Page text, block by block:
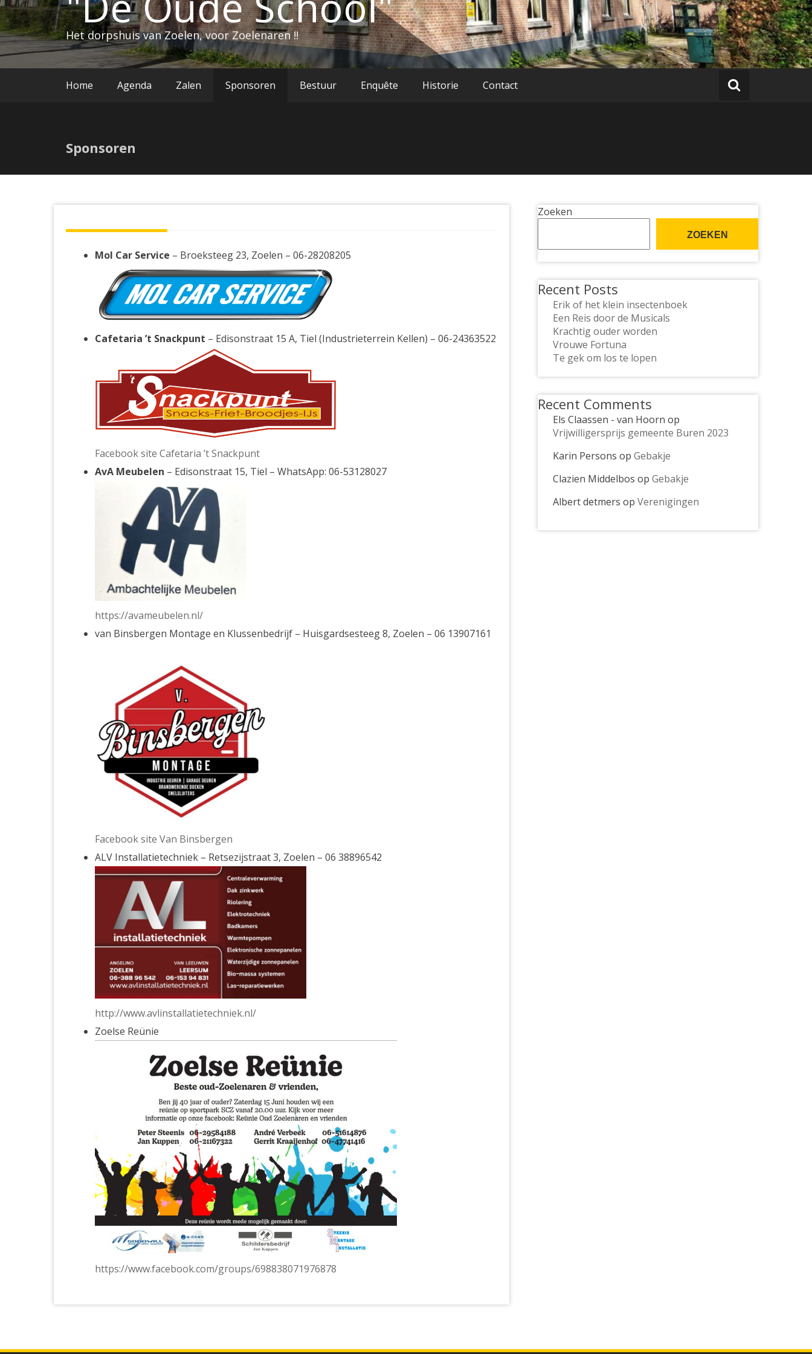
Het dorpshuis van Zoelen, voor Zoelenaren !!
Home Agenda Zalen Sponsoren Bestuur Enquête Historie Contact
Sponsoren
Mol Car Service – Broeksteeg 23, Zoelen – 06-28208205
Cafetaria ’t Snackpunt – Edisonstraat 15 A, Tiel (Industrieterrein Kellen) – 06-24363522
Facebook site Cafetaria ’t Snackpunt
AvA Meubelen – Edisonstraat 15, Tiel – WhatsApp: 06-53128027
https://avameubelen.nl/
van Binsbergen Montage en Klussenbedrijf – Huisgardsesteeg 8, Zoelen – 06 13907161
Facebook site Van Binsbergen
ALV Installatietechniek – Retsezijstraat 3, Zoelen – 06 38896542
http://www.avlinstallatietechniek.nl/
Zoelse Reünie
https://www.facebook.com/groups/698838071976878
Zoeken
ZOEKEN
Recent Posts
Erik of het klein insectenboek
Een Reis door de Musicals
Krachtig ouder worden
Vrouwe Fortuna
Te gek om los te lopen
Recent Comments
Els Claassen - van Hoorn op
Vrijwilligersprijs gemeente Buren 2023
Karin Persons op Gebakje
Clazien Middelbos op Gebakje
Albert detmers op Verenigingen